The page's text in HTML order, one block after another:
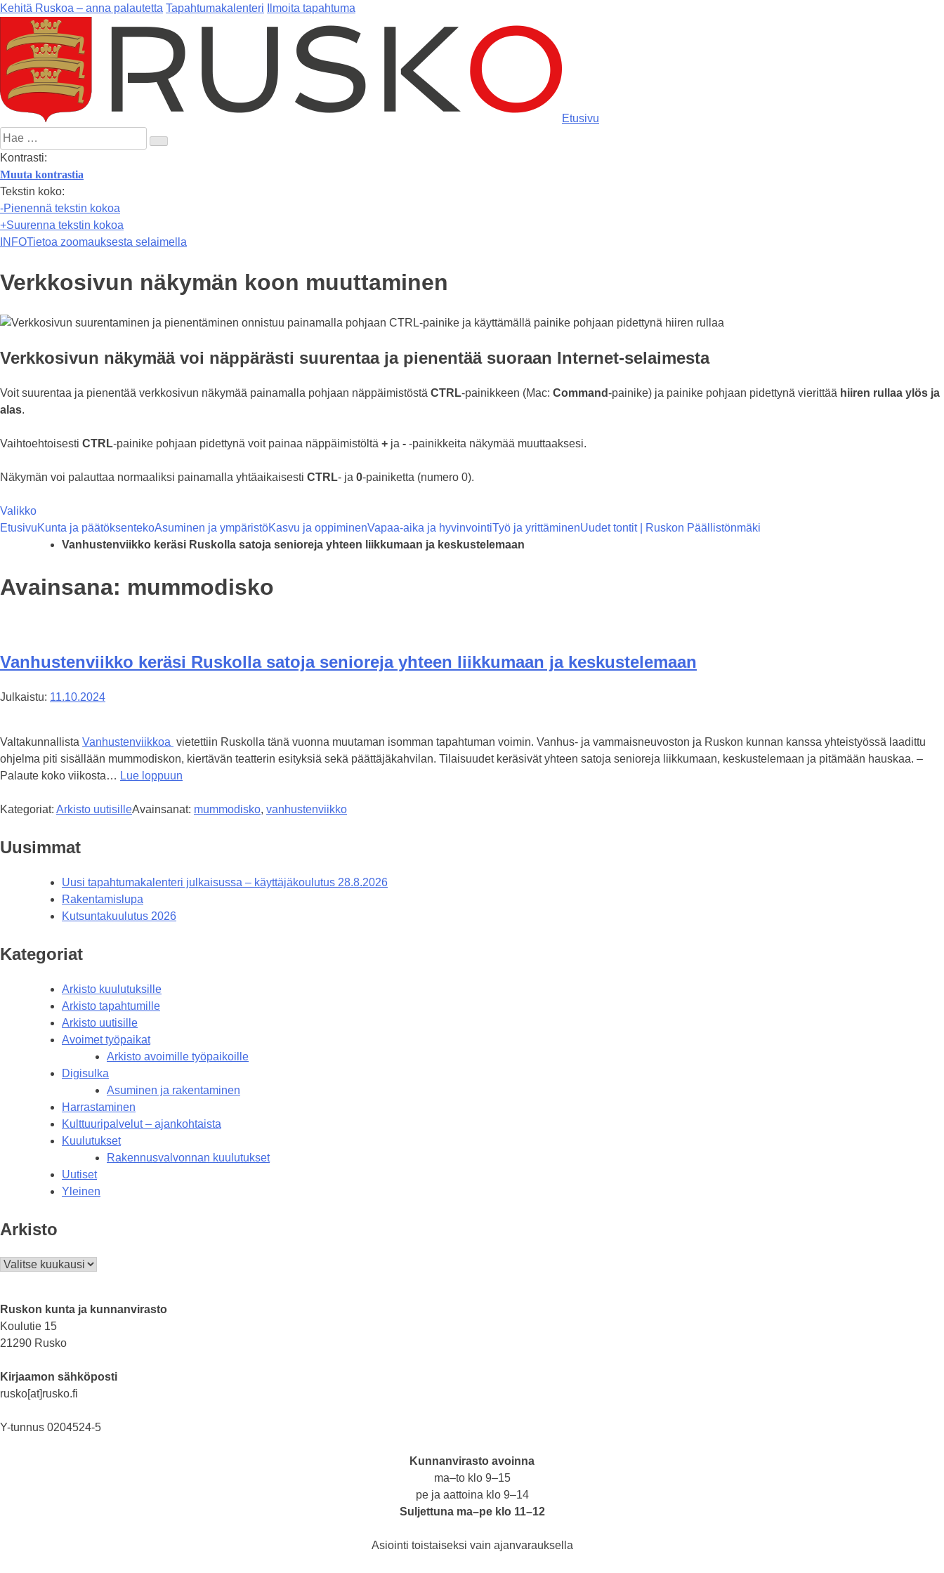
Kehitä Ruskoa – anna palautetta Tapahtumakalenteri Ilmoita tapahtuma
Etusivu
Hae:
Kontrasti:
Muuta kontrastia
Tekstin koko:
-Pienennä tekstin kokoa
+Suurenna tekstin kokoa
INFOTietoa zoomauksesta selaimella
Verkkosivun näkymän koon muuttaminen
Verkkosivun näkymää voi näppärästi suurentaa ja pienentää suoraan Internet-selaimesta
Voit suurentaa ja pienentää verkkosivun näkymää painamalla pohjaan näppäimistöstä CTRL-painikkeen (Mac: Command-painike) ja painike pohjaan pidettynä vierittää hiiren rullaa ylös ja
alas.
Vaihtoehtoisesti CTRL-painike pohjaan pidettynä voit painaa näppäimistöltä + ja - -painikkeita näkymää muuttaaksesi.
Näkymän voi palauttaa normaaliksi painamalla yhtäaikaisesti CTRL- ja 0-painiketta (numero 0).
Valikko
EtusivuKunta ja päätöksentekoAsuminen ja ympäristöKasvu ja oppiminenVapaa-aika ja hyvinvointiTyö ja yrittäminenUudet tontit | Ruskon Päällistönmäki
Vanhustenviikko keräsi Ruskolla satoja senioreja yhteen liikkumaan ja keskustelemaan
Avainsana: mummodisko
Vanhustenviikko keräsi Ruskolla satoja senioreja yhteen liikkumaan ja keskustelemaan
Julkaistu: 11.10.2024
Valtakunnallista Vanhustenviikkoa vietettiin Ruskolla tänä vuonna muutaman isomman tapahtuman voimin. Vanhus- ja vammaisneuvoston ja Ruskon kunnan kanssa yhteistyössä laadittu
ohjelma piti sisällään mummodiskon, kiertävän teatterin esityksiä sekä päättäjäkahvilan. Tilaisuudet keräsivät yhteen satoja senioreja liikkumaan, keskustelemaan ja pitämään hauskaa. –
Palaute koko viikosta… Lue loppuun
Kategoriat: Arkisto uutisilleAvainsanat: mummodisko, vanhustenviikko
Uusimmat
Uusi tapahtumakalenteri julkaisussa – käyttäjäkoulutus 28.8.2026
Rakentamislupa
Kutsuntakuulutus 2026
Kategoriat
Arkisto kuulutuksille
Arkisto tapahtumille
Arkisto uutisille
Avoimet työpaikat
Arkisto avoimille työpaikoille
Digisulka
Asuminen ja rakentaminen
Harrastaminen
Kulttuuripalvelut – ajankohtaista
Kuulutukset
Rakennusvalvonnan kuulutukset
Uutiset
Yleinen
Arkisto
Arkisto
Ruskon kunta ja kunnanvirasto
Koulutie 15
21290 Rusko
Kirjaamon sähköposti
rusko[at]rusko.fi
Y-tunnus 0204524-5
Kunnanvirasto avoinna
ma–to klo 9–15
pe ja aattoina klo 9–14
Suljettuna ma–pe klo 11–12
Asiointi toistaiseksi vain ajanvarauksella